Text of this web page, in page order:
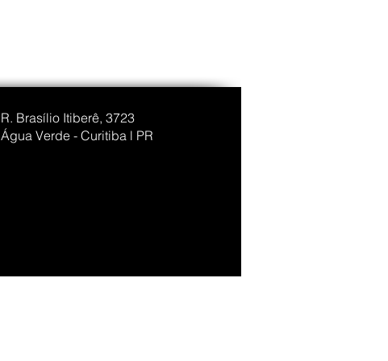
R. Brasílio Itiberê, 3723
Água Verde - Curitiba l PR